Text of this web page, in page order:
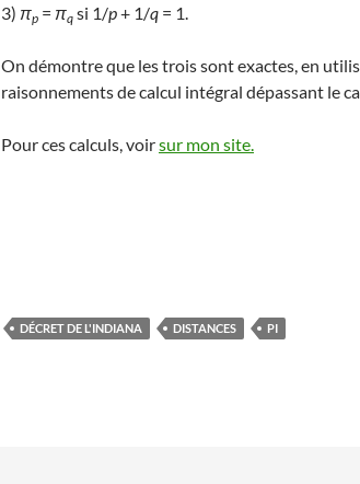
3) πp = πq si 1/p+ 1/q = 1.
On démontre que les trois sont exactes, en
raisonnements de calcul intégral dépassant le
Pour ces calculs, voirsur mon site.
DÉCRET DE L'INDIANA DISTANCES PI